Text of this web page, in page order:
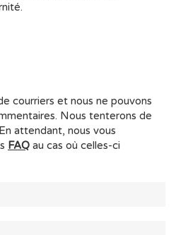
courriers et nous ne pouvons
Nous tenterons de
attendant, nous vous
FAQ au cas où celles-ci